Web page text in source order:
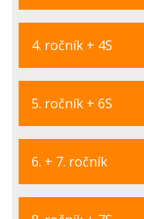
4. ročník + 4S
5. ročník + 6S
6. + 7. ročník